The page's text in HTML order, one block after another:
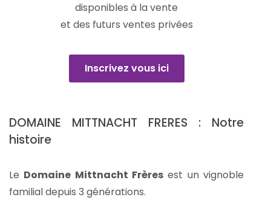
disponibles à la vente
et des futurs ventes privées
Inscrivez vous ici
DOMAINE MITTNACHT FRERES : Notre
histoire
Le Domaine Mittnacht Frères est un vignoble
familial depuis 3 générations.